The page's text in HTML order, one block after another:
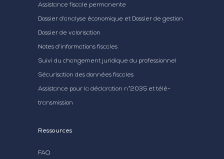
Assistance fiscale permanente
Dossier d’analyse économique et Dossier de gestion
Dossier de valorisation
Notes d'informations fiscales
Suivi du changement juridique du professionnel
Sécurisation des données fiscales
Assistance pour la déclaration n°2035 et télé-
transmission
Ressources
FAQ